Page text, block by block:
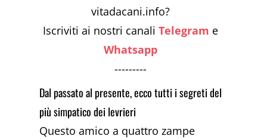
vitadacani.info?
Iscriviti ai nostri canaliTelegram e
Whatsapp
---------
Dal passato al presente, ecco tutti i segreti del
più simpatico dei levrieri
Questo amico a quattro zampe